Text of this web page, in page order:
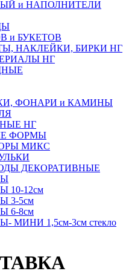
и НАПОЛНИТЕЛИ
и БУКЕТОВ
НАКЛЕЙКИ, БИРКИ НГ
НГ
ФОНАРИ и КАМИНЫ
НГ
ФОРМЫ
МИКС
ДЕКОРАТИВНЫЕ
12см
3-5см
6-8см
1,5см-3см стекло